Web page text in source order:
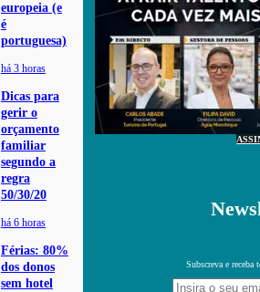
europeia (e
é
portuguesa)
há 3 horas
Dicas para
gerir o
orçamento
familiar
segundo a
regra
50/30/20
há 6 horas
Férias: 80%
dos donos
sem hotel
Subscreva e receba